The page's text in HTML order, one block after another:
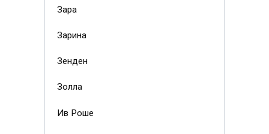
Зара
Зарина
Зенден
Золла
Ив Роше